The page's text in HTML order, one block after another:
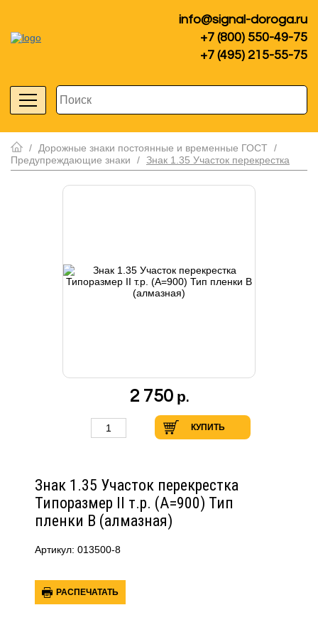
info@signal-doroga.ru
+7 (800) 550-49-75
+7 (495) 215-55-75
/ Дорожные знаки постоянные и временные ГОСТ /
Предупреждающие знаки
/ Знак 1.35 Участок перекрестка
Знак 1.35 Участок перекрестка
Типоразмер II т.р. (А=900) Тип
пленки В (алмазная)
Артикул: 013500-8
РАСПЕЧАТАТЬ
2 750 р.
КУПИТЬ